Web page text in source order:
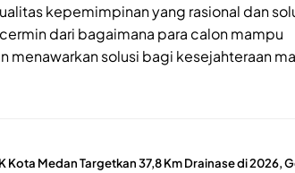
kepemimpinan yang rasional dan
dari bagaimana para calon mampu
menawarkan solusi bagi kesejahteraan
Kota Medan Targetkan 37,8 Km Drainase di 2026,